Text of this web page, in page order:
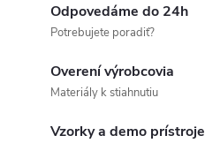
Odpovedáme do 24h
Potrebujete poradiť?
Overení výrobcovia
Materiály k stiahnutiu
Vzorky a demo prístroje